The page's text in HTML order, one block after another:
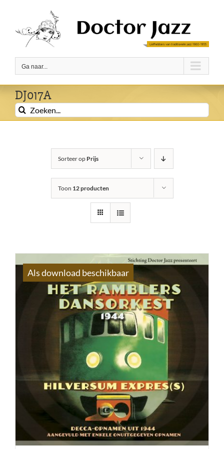
inhoud
Ga naar...
DJ017A
Zoeken
naar:
Sorteer op Prijs
Toon 12 producten
Als download beschikbaar